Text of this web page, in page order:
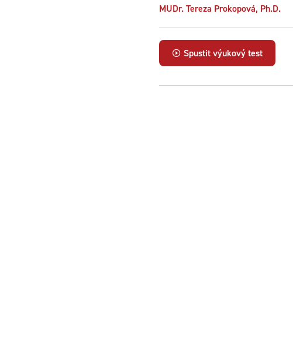
MUDr. Tereza Prokopová, Ph.D.
Spustit výukový test